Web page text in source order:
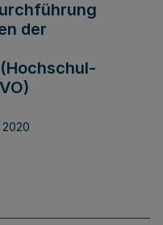
der
2020